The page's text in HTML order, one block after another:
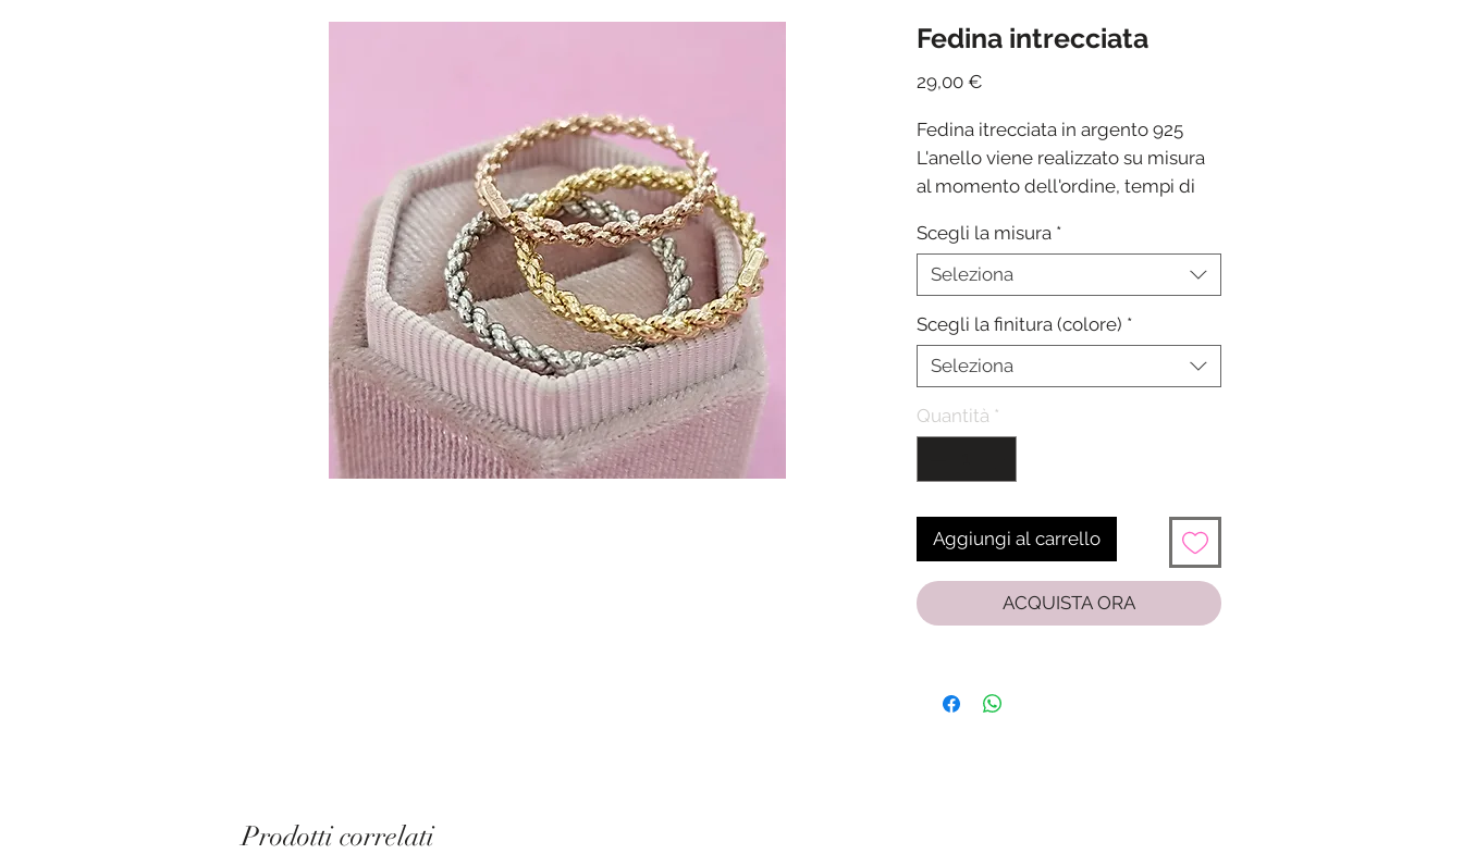
Fedina intrecciata
29,00 €Prezzo
Fedina itrecciata in argento 925
L'anello viene realizzato su misura
al momento dell'ordine, tempi di
Scegli la misura *
Seleziona
Scegli la finitura (colore) *
Seleziona
Quantità *
Aggiungi al carrello
ACQUISTA ORA
Prodotti correlati